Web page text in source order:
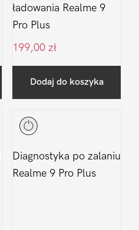
ładowania Realme 9
Pro Plus
199,00 zł
Dodaj do koszyka
Diagnostyka po zalaniu
Realme 9 Pro Plus